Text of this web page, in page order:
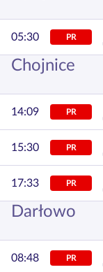
05:30 PR
Chojnice
14:09 PR
15:30 PR
17:33 PR
Darłowo
08:48 PR